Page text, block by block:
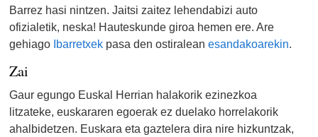
Barrez hasi nintzen. Jaitsi zaitez lehendabizi auto
ofizialetik, neska! Hauteskunde giroa hemen ere. Are
gehiago Ibarretxek pasa den ostiraleanesandakoarekin.
Zai
Gaur egungo Euskal Herrian halakorik ezinezkoa
litzateke, euskararen egoerak ez duelako horrelakorik
ahalbidetzen. Euskara eta gaztelera dira nire hizkuntzak,